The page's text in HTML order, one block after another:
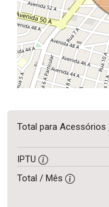
Total para Acessórios
IPTU
Total / Mês